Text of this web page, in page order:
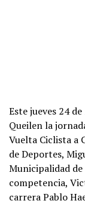
Este jueves 24
Queilen la
Vuelta Ciclista a
de Deportes,
Municipalidad
competencia,
carrera Pablo